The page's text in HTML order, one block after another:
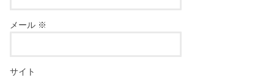
メール ※
サイト